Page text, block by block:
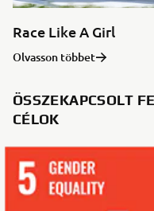
Race Like A Girl
Olvasson többet
ÖSSZEKAPCSOLT
CÉLOK